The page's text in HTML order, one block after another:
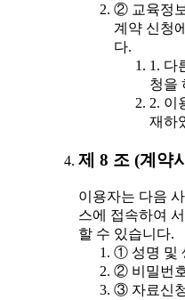
② 교육정
계약 신청
다.
1. 다
청을
2. 이
재하
제 8 조 (계약
이용자는 다음
스에 접속하여
할 수 있습니다.
① 성명 및
② 비밀번
③ 자료신